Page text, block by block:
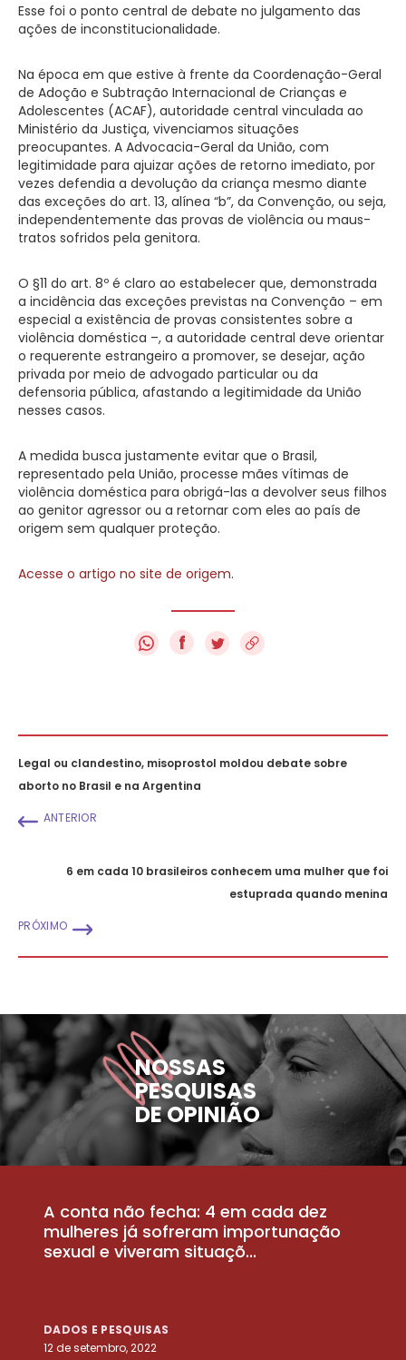
Esse foi o ponto central de debate no julgamento das
ações de inconstitucionalidade.
Na época em que estive à frente da Coordenação-Geral
de Adoção e Subtração Internacional de Crianças e
Adolescentes (ACAF), autoridade central vinculada ao
Ministério da Justiça, vivenciamos situações
preocupantes. A Advocacia-Geral da União, com
legitimidade para ajuizar ações de retorno imediato, por
vezes defendia a devolução da criança mesmo diante
das exceções do art. 13, alínea “b”, da Convenção, ou seja,
independentemente das provas de violência ou maus-
tratos sofridos pela genitora.
O §11 do art. 8º é claro ao estabelecer que, demonstrada
a incidência das exceções previstas na Convenção – em
especial a existência de provas consistentes sobre a
violência doméstica –, a autoridade central deve orientar
o requerente estrangeiro a promover, se desejar, ação
privada por meio de advogado particular ou da
defensoria pública, afastando a legitimidade da União
nesses casos.
A medida busca justamente evitar que o Brasil,
representado pela União, processe mães vítimas de
violência doméstica para obrigá-las a devolver seus filhos
ao genitor agressor ou a retornar com eles ao país de
origem sem qualquer proteção.
Acesse o artigo no site de origem.
f
Legal ou clandestino, misoprostol moldou debate sobre
aborto no Brasil e na Argentina
ANTERIOR
6 em cada 10 brasileiros conhecem uma mulher que foi
estuprada quando menina
PRÓXIMO
NOSSAS
PESQUISAS
DE OPINIÃO
A conta não fecha: 4 em cada dez
mulheres já sofreram importunação
sexual e viveram situaçõ...
DADOS E PESQUISAS
12 de setembro, 2022